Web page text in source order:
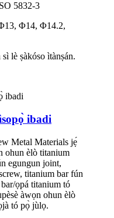
5832-3
Φ14, Φ14.2,
lè ṣàkóso ìtànṣán.
ibadi
Metal Materials jẹ́
ohun èlò titanium
egungun joint,
titanium bar fún
ọpá titanium tó
àwọn ohun èlò
tó pọ̀ jùlọ.